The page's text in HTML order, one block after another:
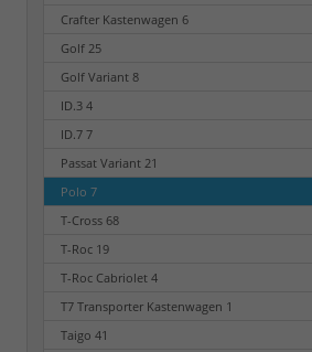
Crafter Kastenwagen 6
Golf 25
Golf Variant 8
ID.3 4
ID.7 7
Passat Variant 21
Polo 7
T-Cross 68
T-Roc 19
T-Roc Cabriolet 4
T7 Transporter Kastenwagen 1
Taigo 41